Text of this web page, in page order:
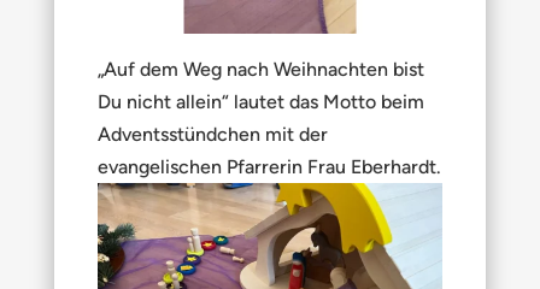
„Auf dem Weg nach Weihnachten bist
Du nicht allein“ lautet das Motto beim
Adventsstündchen mit der
evangelischen Pfarrerin Frau Eberhardt.